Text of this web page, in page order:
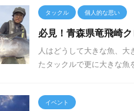
タックル 個人的な思い
必見！青森県竜飛崎
人はどうして大きな魚、
たタックルで更に大きな魚
イベント